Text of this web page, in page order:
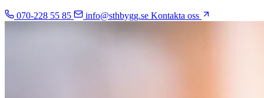
070-228 55 85 info@sthbygg.se Kontakta oss